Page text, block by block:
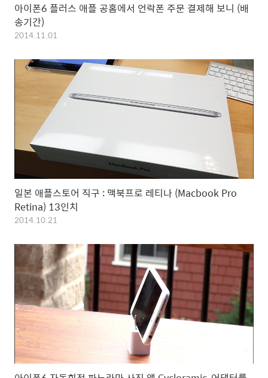
아이폰6 플러스 애플 공홈에서 언락폰 주문 결제해 보니 (배
송기간)
2014.11.01
일본 애플스토어 직구 : 맥북프로 레티나 (Macbook Pro
Retina) 13인치
2014.10.21